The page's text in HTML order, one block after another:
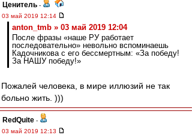
Ценитель -
03 май 2019 12:14
anton_tmb » 03 май 2019 12:04
После фразы «наше РУ работает
последовательно» невольно вспоминаешь
Кадочникова с его бессмертным: «За победу!
За НАШУ победу!»
Пожалей человека, в мире иллюзий не так
больно жить. )))
RedQuite -
03 май 2019 12:13